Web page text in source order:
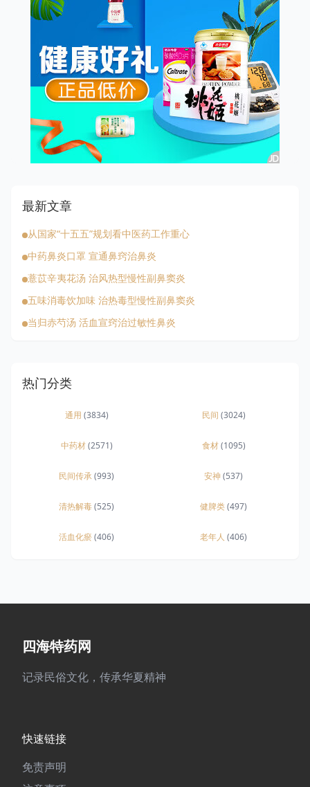
最新文章
从国家“十五五”规划看中医药工作重心
中药鼻炎口罩 宣通鼻窍治鼻炎
薏苡辛夷花汤 治风热型慢性副鼻窦炎
五味消毒饮加味 治热毒型慢性副鼻窦炎
当归赤芍汤 活血宣窍治过敏性鼻炎
热门分类
通用 (3834) 民间 (3024)
中药材(2571) 食材(1095)
民间传承(993) 安神(537)
清热解毒(525) 健脾类(497)
活血化瘀(406) 老年人 (406)
四海特药网
记录民俗文化，传承华夏精神
快速链接
免责声明